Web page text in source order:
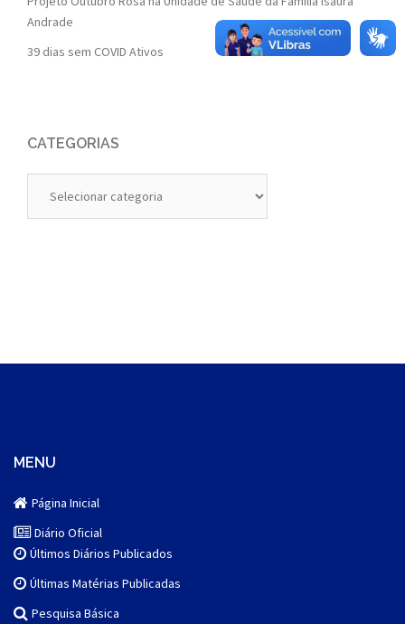
Andrade
39 dias sem COVID Ativos
CATEGORIAS
MENU
Página Inicial
Diário Oficial
Últimos Diários Publicados
Últimas Matérias Publicadas
Pesquisa Básica